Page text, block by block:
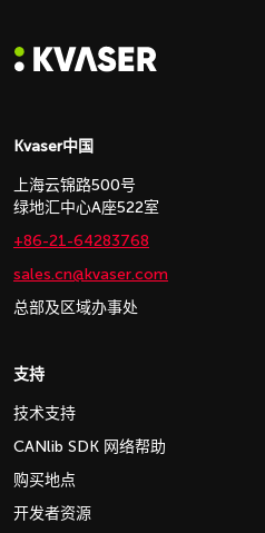
Kvaser中国
上海云锦路500号
绿地汇中心A座522室
+86-21-64283768
sales.cn@kvaser.com
总部及区域办事处
支持
技术支持
CANlib SDK 网络帮助
购买地点
开发者资源